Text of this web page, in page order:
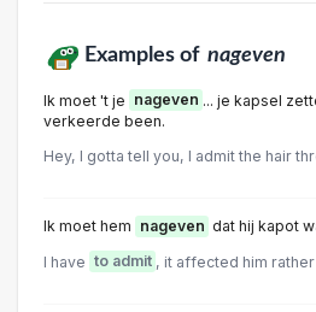
Examples of nageven
Ik moet 't je nageven ... je kapsel
verkeerde been.
Hey, I gotta tell you, I admit the hair
Ik moet hem nageven dat hij kapot
I have to admit , it affected him rather